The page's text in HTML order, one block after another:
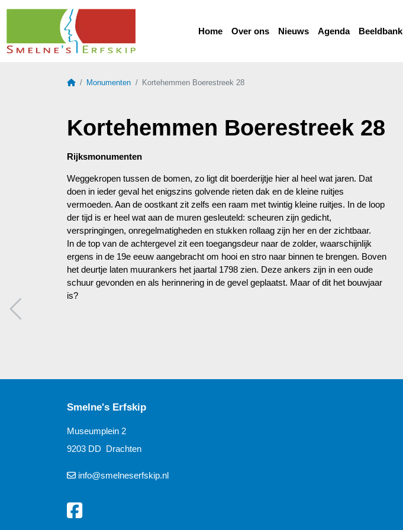
Home Over ons Nieuws Agenda Beeldbank
HomeMonumenten Kortehemmen Boerestreek 28
Kortehemmen Boerestreek 28
Rijksmonumenten
Weggekropen tussen de bomen, zo ligt dit boerderijtje hier al heel wat jaren. Dat
doen in ieder geval het enigszins golvende rieten dak en de kleine ruitjes
vermoeden. Aan de oostkant zit zelfs een raam met twintig kleine ruitjes. In de loop
der tijd is er heel wat aan de muren gesleuteld: scheuren zijn gedicht,
verspringingen, onregelmatigheden en stukken rollaag zijn her en der zichtbaar.
In de top van de achtergevel zit een toegangsdeur naar de zolder, waarschijnlijk
ergens in de 19e eeuw aangebracht om hooi en stro naar binnen te brengen. Boven
het deurtje laten muurankers het jaartal 1798 zien. Deze ankers zijn in een oude
schuur gevonden en als herinnering in de gevel geplaatst. Maar of dit het bouwjaar
is?
Smelne's Erfskip
Museumplein 2
9203 DD Drachten
info@smelneserfskip.nl